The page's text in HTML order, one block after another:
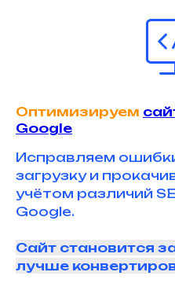
Оптимизируем
Google
Исправляем
загрузку и
учётом различий
Google.
Сайт становится
лучше